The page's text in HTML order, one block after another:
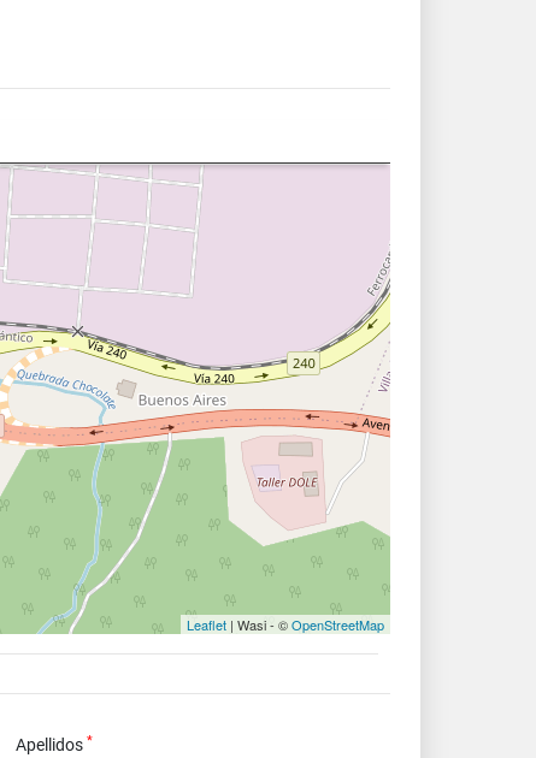
Leaflet | Wasi - ©OpenStreetMap
Apellidos *